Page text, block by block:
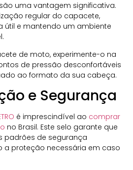
uma vantagem significativa.
regular do capacete,
útil e mantendo um ambiente
de moto, experimente-o na
de pressão desconfortáveis
ao formato da sua cabeça.
e Segurança
é imprescindível ao comprar
no Brasil. Este selo garante que
padrões de segurança
a proteção necessária em caso